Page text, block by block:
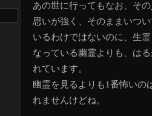
あの世に行ってもなお、そ
思いが強く、そのままいつ
いるわけではないのに、生
なっている幽霊よりも、は
れています。
幽霊を見るよりも1番怖いの
れませんけどね。